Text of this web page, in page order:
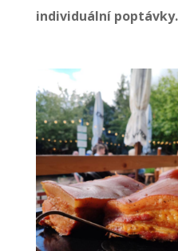
individuální poptávky.